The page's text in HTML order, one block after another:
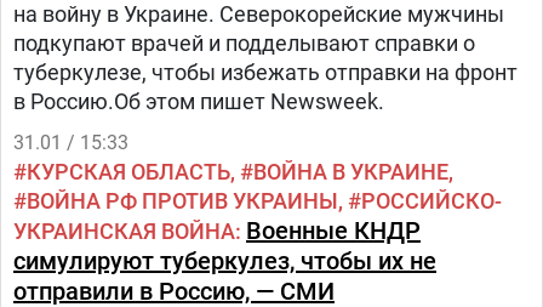
на войну в Украине. Северокорейские мужчины
подкупают врачей и подделывают справки о
туберкулезе, чтобы избежать отправки на фронт
в Россию.Об этом пишет Newsweek.
31.01 / 15:33
КУРСКАЯ ОБЛАСТЬ
ВОЙНА В УКРАИНЕ
ВОЙНА РФ ПРОТИВ УКРАИНЫ
РОССИЙСКО-
УКРАИНСКАЯ ВОЙНА Военные КНДР
симулируют туберкулез, чтобы их не
отправили в Россию, — СМИ